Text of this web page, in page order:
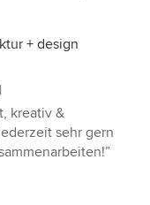
+ design
kreativ &
sehr gern